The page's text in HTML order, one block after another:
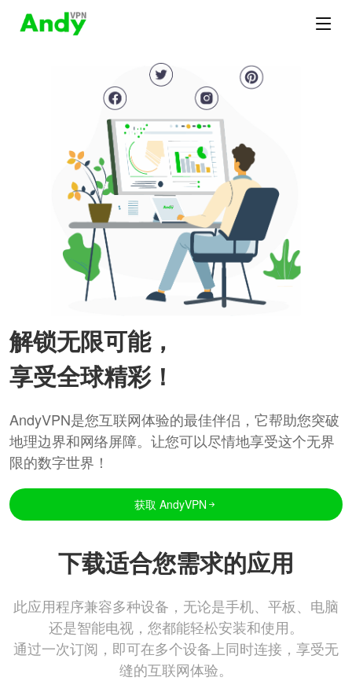
解锁无限可能，
享受全球精彩！
AndyVPN是您互联网体验的最佳伴侣，它帮助您突破
地理边界和网络屏障。让您可以尽情地享受这个无界
限的数字世界！
获取 AndyVPN
下载适合您需求的应用
此应用程序兼容多种设备，无论是手机、平板、电脑
还是智能电视，您都能轻松安装和使用。
通过一次订阅，即可在多个设备上同时连接，享受无
缝的互联网体验。